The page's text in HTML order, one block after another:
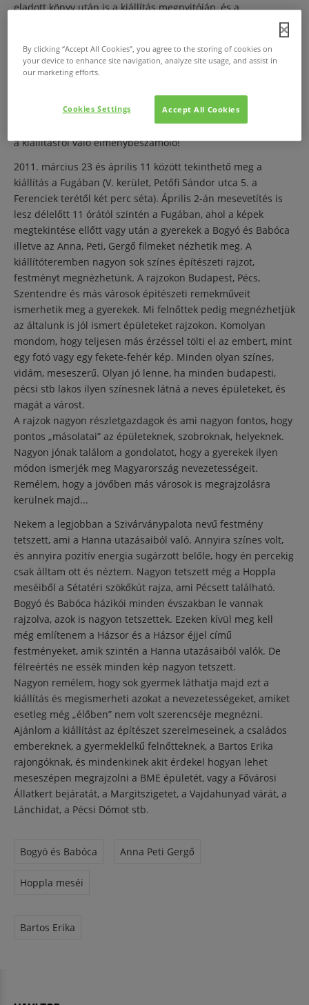
eladott könyv után is a kiállítás megnyitóján, és a
Erikában. Minden siker mellett ember tudott maradni, és ez
példaértékű szerintem.
Elnézést kérek, hogy nem a konkrét kiállításról írok, mielőtt
felmerülne a gyanú nem vagyok Bartos Erika menedzsere, és
a marketingese sem. Nincs is rászorulva ilyen burkolt
reklámozásra, őszintén írtam le e sorokat. Most pedig jöjjön
a kiállításról való élménybeszámoló!
2011. március 23 és április 11 között tekinthető meg a
kiállítás a Fugában (V. kerület, Petőfi Sándor utca 5. a
Ferenciek terétől két perc séta). Április 2-án mesevetítés is
lesz délelőtt 11 órától szintén a Fugában, ahol a képek
megtekintése ellőtt vagy után a gyerekek a Bogyó és Babóca
illetve az Anna, Peti, Gergő filmeket nézhetik meg. A
kiállítóteremben nagyon sok színes építészeti rajzot,
festményt megnézhetünk. A rajzokon Budapest, Pécs,
Szentendre és más városok épitészeti remekműveit
ismerhetik meg a gyerekek. Mi felnőttek pedig megnézhetjük
az általunk is jól ismert épületeket rajzokon. Komolyan
mondom, hogy teljesen más érzéssel tölti el az embert, mint
egy fotó vagy egy fekete-fehér kép. Minden olyan színes,
vidám, meseszerű. Olyan jó lenne, ha minden budapesti,
pécsi stb lakos ilyen színesnek látná a neves épületeket, és
magát a várost.
A rajzok nagyon részletgazdagok és ami nagyon fontos, hogy
pontos „másolatai” az épületeknek, szobroknak, helyeknek.
Nagyon jónak találom a gondolatot, hogy a gyerekek ilyen
módon ismerjék meg Magyarország nevezetességeit.
Remélem, hogy a jövőben más városok is megrajzolásra
kerülnek majd...
Nekem a legjobban a Szivárványpalota nevű festmény
tetszett, ami a Hanna utazásaiból való. Annyira színes volt,
és annyira pozitív energia sugárzott belőle, hogy én percekig
csak álltam ott és néztem. Nagyon tetszett még a Hoppla
meséiből a Sétatéri szökőkút rajza, ami Pécsett található.
Bogyó és Babóca házikói minden évszakban le vannak
rajzolva, azok is nagyon tetszettek. Ezeken kívül meg kell
még említenem a Házsor és a Házsor éjjel című
festményeket, amik szintén a Hanna utazásaiból valók. De
félreértés ne essék minden kép nagyon tetszett.
Nagyon remélem, hogy sok gyermek láthatja majd ezt a
kiállítás és megismerheti azokat a nevezetességeket, amiket
esetleg még „élőben” nem volt szerencséje megnézni.
Ajánlom a kiállítást az építészet szerelmeseinek, a családos
embereknek, a gyermeklelkű felnőtteknek, a Bartos Erika
rajongóknak, és mindenkinek akit érdekel hogyan lehet
meseszépen megrajzolni a BME épületét, vagy a Fővárosi
Állatkert bejáratát, a Margitszigetet, a Vajdahunyad várát, a
Lánchidat, a Pécsi Dómot stb.
Bogyó és Babóca Anna Peti Gergő
Hoppla meséi
Bartos Erika
By clicking “Accept All Cookies”, you agree to the storing of cookies on
your device to enhance site navigation, analyze site usage, and assist in
our marketing efforts.
Accept All Cookies
Cookies Settings